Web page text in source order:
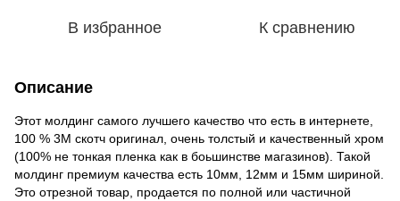
В избранное К сравнению
Описание
Этот молдинг самого лучшего качество что есть в интернете,
100 % 3М скотч оригинал, очень толстый и качественный хром
(100% не тонкая пленка как в боьшинстве магазинов). Такой
молдинг премиум качества есть 10мм, 12мм и 15мм шириной.
Это отрезной товар, продается по полной или частичной